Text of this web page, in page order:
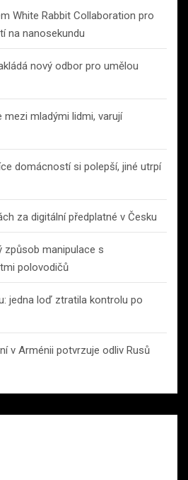
White Rabbit Collaboration pro
na nanosekundu
nový odbor pro umělou
mladými lidmi, varují
domácností si polepší, jiné utrpí
za digitální předplatné v Česku
způsob manipulace s
polovodičů
jedna loď ztratila kontrolu po
v Arménii potvrzuje odliv Rusů